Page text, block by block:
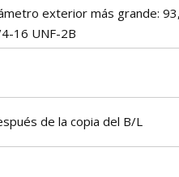
exterior más grande:
16 UNF-2B
de la copia del B/L